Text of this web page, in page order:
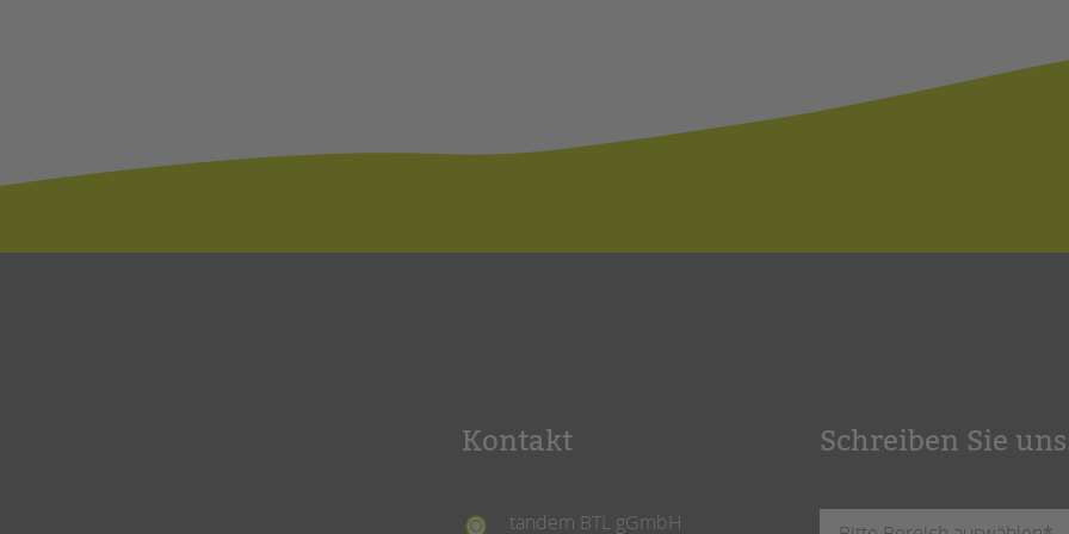
Kontakt
tandem BTL gGmbH
Schreiben Sie